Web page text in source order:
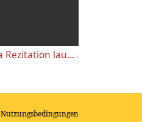
Gayatri Mantra Rezitation laut-leise-flüsternd-geistig
Nutzungsbedingungen